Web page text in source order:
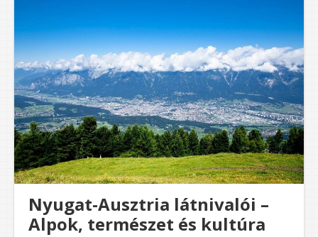
Nyugat-Ausztria látnivalói –
Alpok, természet és kultúra